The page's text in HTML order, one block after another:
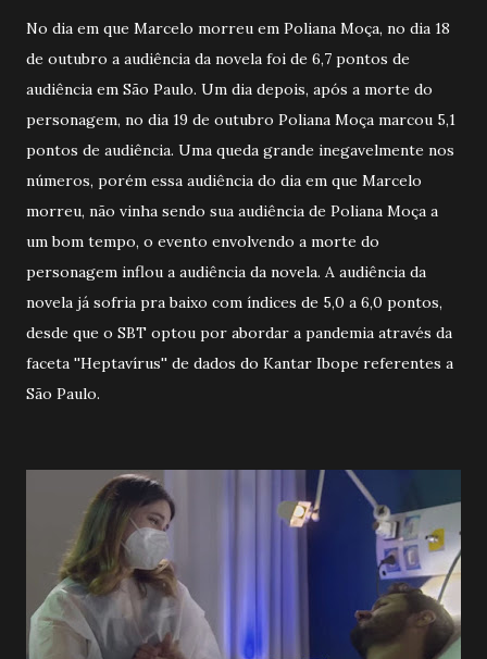
No dia em que Marcelo morreu em Poliana Moça, no dia 18
de outubro a audiência da novela foi de 6,7 pontos de
audiência em São Paulo. Um dia depois, após a morte do
personagem, no dia 19 de outubro Poliana Moça marcou 5,1
pontos de audiência. Uma queda grande inegavelmente nos
números, porém essa audiência do dia em que Marcelo
morreu, não vinha sendo sua audiência de Poliana Moça a
um bom tempo, o evento envolvendo a morte do
personagem inflou a audiência da novela. A audiência da
novela já sofria pra baixo com índices de 5,0 a 6,0 pontos,
desde que o SBT optou por abordar a pandemia através da
faceta ''Heptavírus'' de dados do Kantar Ibope referentes a
São Paulo.